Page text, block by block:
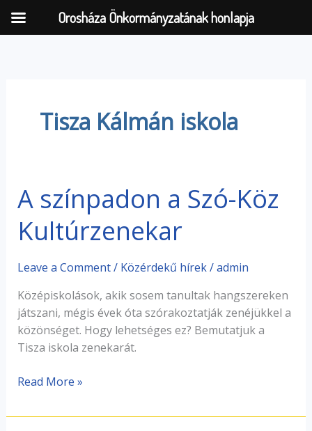
Tisza Kálmán iskola
A színpadon a Szó-Köz
Kultúrzenekar
Leave a Comment/ Közérdekű hírek/admin
Középiskolások, akik sosem tanultak hangszereken
játszani, mégis évek óta szórakoztatják zenéjükkel a
közönséget. Hogy lehetséges ez? Bemutatjuk a
Tisza iskola zenekarát.
A
színpadon
a
Szó-
Köz
Read More »
Orosháza Önkormányzatának honlapja